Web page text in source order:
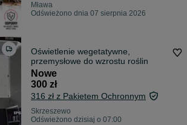
Mława
Odświeżono dnia 07 sierpnia 2026
Oświetlenie wegetatywne,
przemysłowe do wzrostu roślin
Nowe
300 zł
316 zł z Pakietem Ochronnym
Skrzeszewo
Odświeżono dzisiaj o 07:00